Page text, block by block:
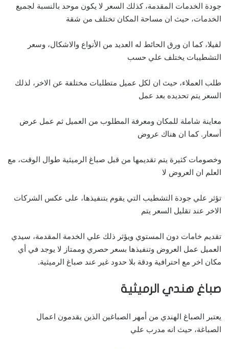
جودة الخدمات المقدمة، كذلك السعر لا يكون موحد بالنسبة لجميع
الخدمات، حيث ان مساحة المكان تختلف من شقة
لفيلا، كما ان ورق الحائط له العديد من الأنواع والاشكال، وسعر
التشطيبات يختلف علي حسب
طلب العملاء، حيث ان لكل عميل متطلبات مختلفة عن الاخر، لذلك
السعر يتم تحديده بعد عمل
معاينة شاملة للمكان ومعرفة المطلوب من العميل ثم عمل عرض
أسعار. كما ان هناك عروض
وخصومات كثيرة يتم تقديمها من قبل صباغ الرميثية طوال الوقت، مع
العلم ان العروض لا
تؤثر علي جودة التشطيب التي يقوم بتنفيذها، على عكس الشركات
الاخر عند تقليل السعر يتم
تقديم خامات دون المستوي ويؤثر ذلك علي الخدمة المقدمة، سيدي
العميل عمل العروض وتنفيذها بسعر حصري وممتاز لا يوجد في أي
مكان اخر مع احترافية ودقة بلا حدود غير عند صباغ الرميثية.
صباغ هندي الرميثية
يعتبر الصباغ الهندي من أمهر الصباغين الذين يقدمون اعمال
الصباغة، حيث انه مدرب علي